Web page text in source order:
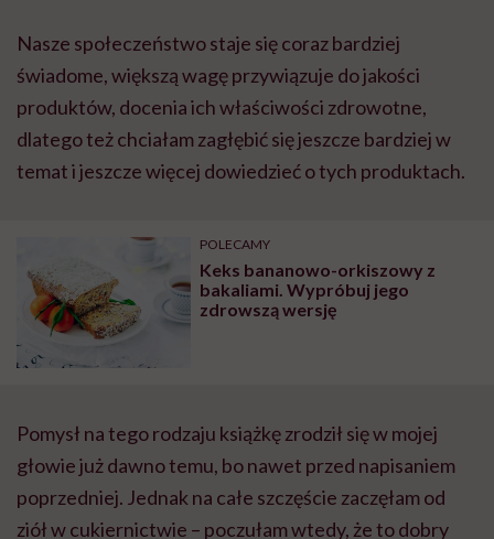
Nasze społeczeństwo staje się coraz bardziej
świadome, większą wagę przywiązuje do jakości
produktów, docenia ich właściwości zdrowotne,
dlatego też chciałam zagłębić się jeszcze bardziej w
temat i jeszcze więcej dowiedzieć o tych produktach.
POLECAMY
Keks bananowo-orkiszowy z
bakaliami. Wypróbuj jego
zdrowszą wersję
Pomysł na tego rodzaju książkę zrodził się w mojej
głowie już dawno temu, bo nawet przed napisaniem
poprzedniej. Jednak na całe szczęście zaczęłam od
ziół w cukiernictwie – poczułam wtedy, że to dobry